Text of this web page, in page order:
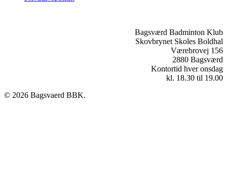
Bagsværd Badminton Klub
Skovbrynet Skoles Boldhal
Værebrovej 156
2880 Bagsværd
Kontortid hver onsdag
kl. 18.30 til 19.00
© 2026 Bagsvaerd BBK.